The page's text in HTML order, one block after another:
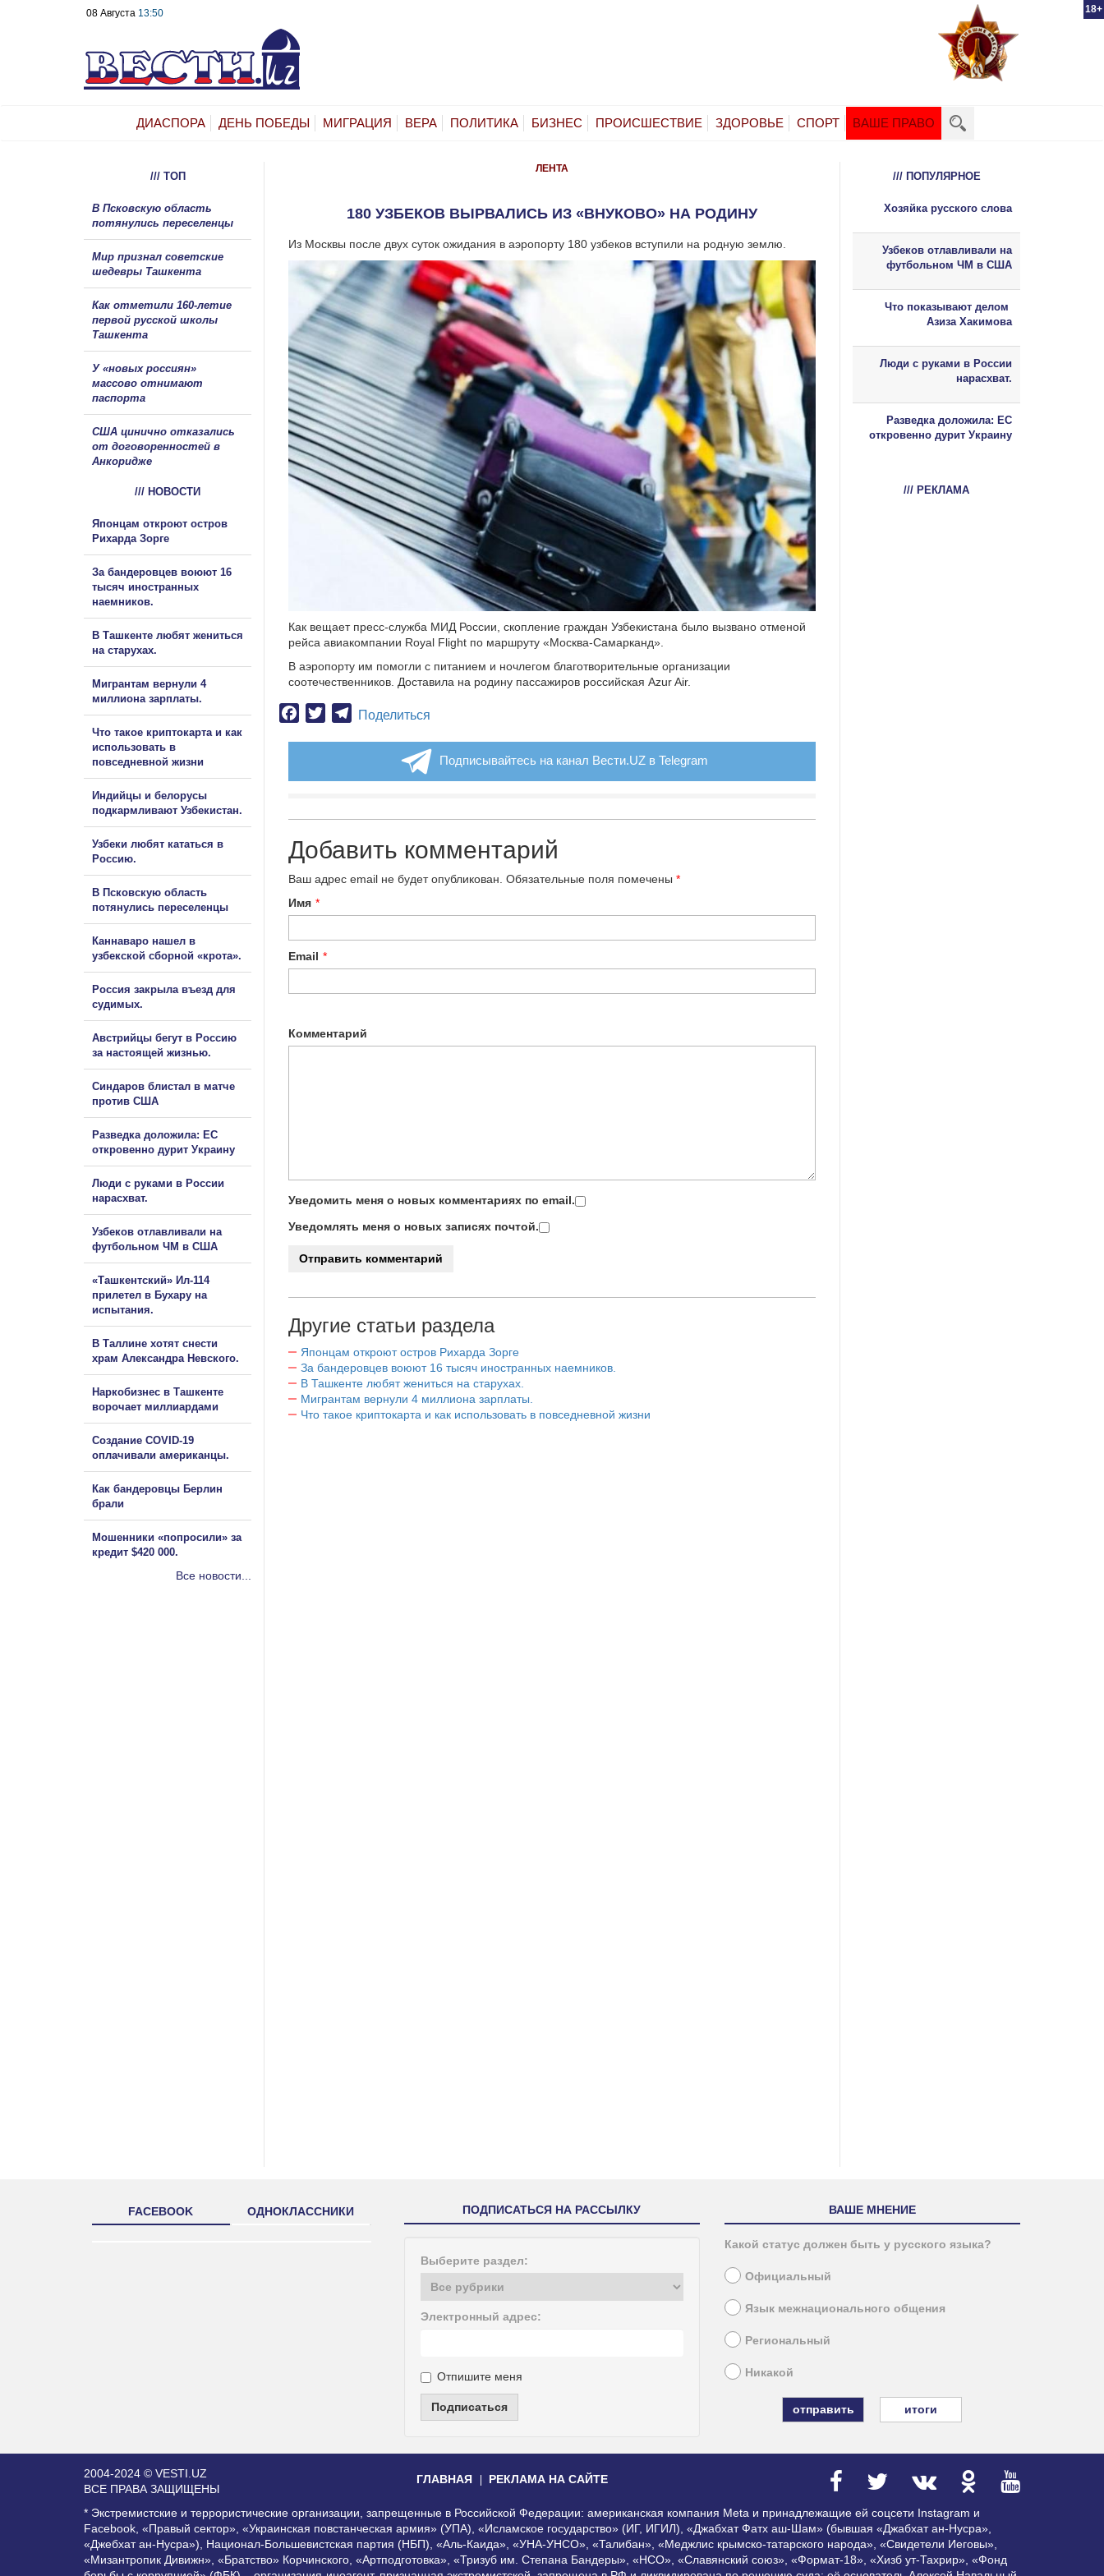
18+
08 Августа 13:50
ДИАСПОРА ДЕНЬ ПОБЕДЫ МИГРАЦИЯ ВЕРА ПОЛИТИКА БИЗНЕС ПРОИСШЕСТВИЕ ЗДОРОВЬЕ СПОРТ ВАШЕ ПРАВО
ЛЕНТА
180 УЗБЕКОВ ВЫРВАЛИСЬ ИЗ «ВНУКОВО» НА РОДИНУ
Из Москвы после двух суток ожидания в аэропорту 180 узбеков вступили на родную землю.
Как вещает пресс-служба МИД России, скопление граждан Узбекистана было вызвано отменой
рейса авиакомпании Royal Flight по маршруту «Москва-Самарканд».
В аэропорту им помогли с питанием и ночлегом благотворительные организации
соотечественников. Доставила на родину пассажиров российская Azur Air.
Facebook
TwitterTelegram
Поделиться
Подписывайтесь на канал Вести.UZ в Telegram
Добавить комментарий
Ваш адрес email не будет опубликован. Обязательные поля помечены *
Имя *
Email *
Комментарий
Уведомить меня о новых комментариях по email.
Уведомлять меня о новых записях почтой.
Другие статьи раздела
Японцам откроют остров Рихарда Зорге
За бандеровцев воюют 16 тысяч иностранных наемников.
В Ташкенте любят жениться на старухах.
Мигрантам вернули 4 миллиона зарплаты.
Что такое криптокарта и как использовать в повседневной жизни
/// ТОП
В Псковскую область
потянулись переселенцы
Мир признал советские
шедевры Ташкента
Как отметили 160-летие
первой русской школы
Ташкента
У «новых россиян»
массово отнимают
паспорта
США цинично отказались
от договоренностей в
Анкоридже
/// НОВОСТИ
Японцам откроют остров
Рихарда Зорге
За бандеровцев воюют 16
тысяч иностранных
наемников.
В Ташкенте любят жениться
на старухах.
Мигрантам вернули 4
миллиона зарплаты.
Что такое криптокарта и как
использовать в
повседневной жизни
Индийцы и белорусы
подкармливают Узбекистан.
Узбеки любят кататься в
Россию.
В Псковскую область
потянулись переселенцы
Каннаваро нашел в
узбекской сборной «крота».
Россия закрыла въезд для
судимых.
Австрийцы бегут в Россию
за настоящей жизнью.
Синдаров блистал в матче
против США
Разведка доложила: ЕС
откровенно дурит Украину
Люди с руками в России
нарасхват.
Узбеков отлавливали на
футбольном ЧМ в США
«Ташкентский» Ил-114
прилетел в Бухару на
испытания.
В Таллине хотят снести
храм Александра Невского.
Наркобизнес в Ташкенте
ворочает миллиардами
Создание COVID-19
оплачивали американцы.
Как бандеровцы Берлин
брали
Мошенники «попросили» за
кредит $420 000.
Все новости...
/// ПОПУЛЯРНОЕ
Хозяйка русского слова
Узбеков отлавливали на
футбольном ЧМ в США
Что показывают делом
Азиза Хакимова
Люди с руками в России
нарасхват.
Разведка доложила: ЕС
откровенно дурит Украину
/// РЕКЛАМА
FACEBOOK ОДНОКЛАССНИКИ ПОДПИСАТЬСЯ НА РАССЫЛКУ
Выберите раздел:
Электронный адрес:
Отпишите меня
Подписаться
ВАШЕ МНЕНИЕ
Какой статус должен быть у русского языка?
Официальный
Язык межнационального общения
Региональный
Никакой
итоги
2004-2024 © VESTI.UZ
ВСЕ ПРАВА ЗАЩИЩЕНЫ
ГЛАВНАЯ РЕКЛАМА НА САЙТЕ
* Экстремистские и террористические организации, запрещенные в Российской Федерации: американская компания Meta и принадлежащие ей соцсети Instagram и
Facebook, «Правый сектор», «Украинская повстанческая армия» (УПА), «Исламское государство» (ИГ, ИГИЛ), «Джабхат Фатх аш-Шам» (бывшая «Джабхат ан-Нусра»,
«Джебхат ан-Нусра»), Национал-Большевистская партия (НБП), «Аль-Каида», «УНА-УНСО», «Талибан», «Меджлис крымско-татарского народа», «Свидетели Иеговы»,
«Мизантропик Дивижн», «Братство» Корчинского, «Артподготовка», «Тризуб им. Степана Бандеры», «НСО», «Славянский союз», «Формат-18», «Хизб ут-Тахрир», «Фонд